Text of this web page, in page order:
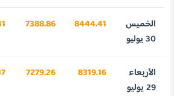
الخميس
30 يوليو
8444.41
7388.86
الأربعاء
29 يوليو
8319.16
7279.26